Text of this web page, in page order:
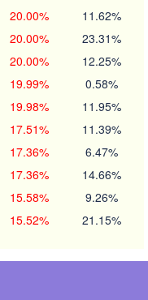
20.00% 11.62%
20.00% 23.31%
20.00% 12.25%
19.99% 0.58%
19.98% 11.95%
17.51% 11.39%
17.36% 6.47%
17.36% 14.66%
15.58% 9.26%
15.52% 21.15%